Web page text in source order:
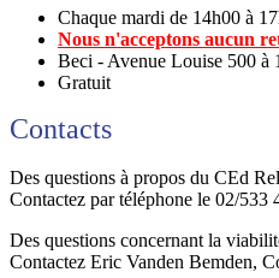
Chaque mardi de 14h00 à
Nous n'acceptons aucun
Beci - Avenue Louise 500 à
Gratuit
Contacts
Des questions à propos du CEd
Contactez par téléphone le 02/533
Des questions concernant la
Contactez Eric Vanden Bemden,